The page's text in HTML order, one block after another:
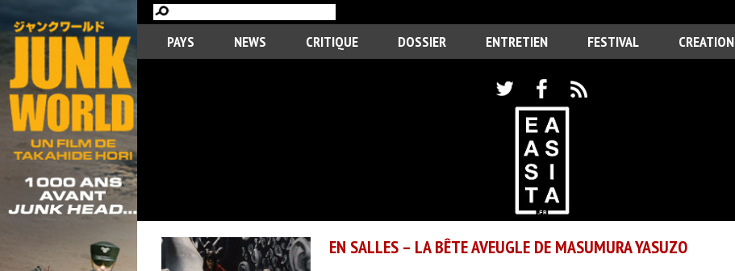
PAYS NEWS CRITIQUE DOSSIER ENTRETIEN FESTIVAL CREATION
EN SALLES – LA BÊTE AVEUGLE DE MASUMURA YASUZO